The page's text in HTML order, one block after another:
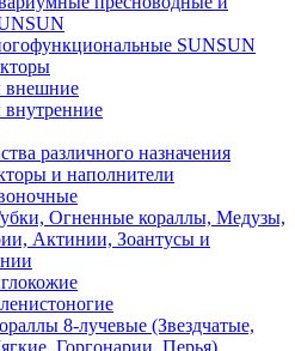
SUNSUN
различного назначения
и наполнители
Огненные кораллы, Медузы,
Актинии, Зоантусы и
8-лучевые (Звездчатые,
Горгонарии, Перья)